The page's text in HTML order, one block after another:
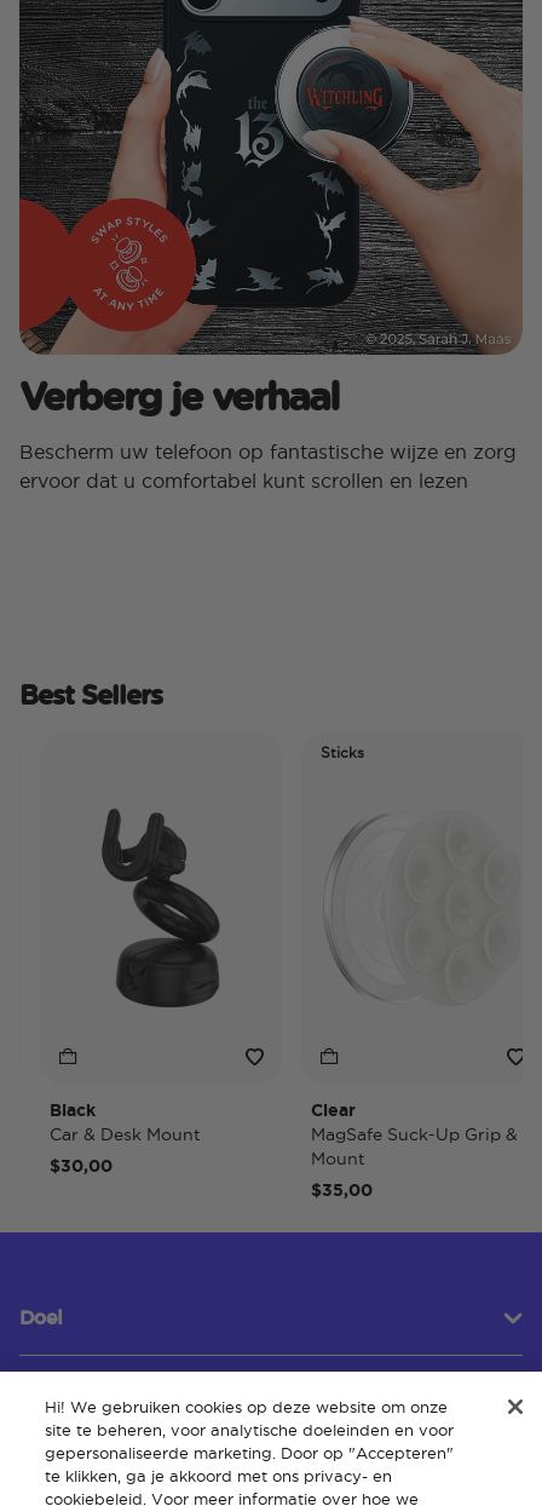
Verberg je verhaal
Bescherm uw telefoon op fantastische wijze en zorg
ervoor dat u comfortabel kunt scrollen en lezen
Best Sellers
Black
Car & Desk Mount
$30,00
Sticks
Clear
MagSafe Suck-Up Grip &
Mount
$35,00
Doel
Klantenservice
Hi! We gebruiken cookies op deze website om onze
site te beheren, voor analytische doeleinden en voor
gepersonaliseerde marketing. Door op "Accepteren"
te klikken, ga je akkoord met ons privacy- en
cookiebeleid. Voor meer informatie over hoe we